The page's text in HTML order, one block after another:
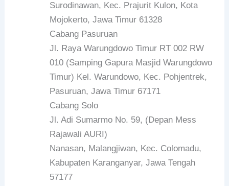
Surodinawan, Kec. Prajurit Kulon, Kota
Mojokerto, Jawa Timur 61328
Cabang Pasuruan
Jl. Raya Warungdowo Timur RT 002 RW
010 (Samping Gapura Masjid Warungdowo
Timur) Kel. Warundowo, Kec. Pohjentrek,
Pasuruan, Jawa Timur 67171
Cabang Solo
Jl. Adi Sumarmo No. 59, (Depan Mess
Rajawali AURI)
Nanasan, Malangjiwan, Kec. Colomadu,
Kabupaten Karanganyar, Jawa Tengah
57177